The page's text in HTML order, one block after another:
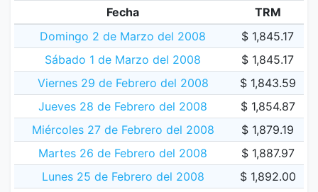
Fecha
TRM
Domingo 2 de Marzo del 2008
$ 1,845.17
Sábado 1 de Marzo del 2008
$ 1,845.17
Viernes 29 de Febrero del 2008
$ 1,843.59
Jueves 28 de Febrero del 2008
$ 1,854.87
Miércoles 27 de Febrero del 2008
$ 1,879.19
Martes 26 de Febrero del 2008
$ 1,887.97
Lunes 25 de Febrero del 2008
$ 1,892.00